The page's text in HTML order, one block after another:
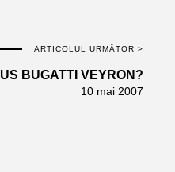
ARTICOLUL URMĂTOR >
BUGATTI VEYRON?
10 mai 2007